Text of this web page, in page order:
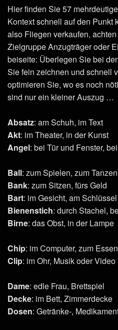
Hier finden Sie 57
Kontext schnell auf den Punkt
also Fliegen verkaufen,
Zielgruppe Anzugträger oder
beiseite: Überlegen Sie bei
Sie fein zeichnen und schnell
optimieren Sie, wo es noch
sind nur ein kleiner Auszug …
Absatz: am Schuh, im Text
Akt: im Theater, in der Kunst
Angel: bei Tür und Fenster,
Ball: zum Spielen, zum Tanzen
Bank: zum Sitzen, fürs Geld
Bart: im Gesicht, am Schlüssel
Bienenstich: durch Stachel,
Birne: das Obst, in der Lampe
Chip: im Computer, zum Essen
Clip: im Ohr, Musik oder Video
Dame: edle Frau, Brettspiel
Decke: im Bett, Zimmerdecke
Dosen: Getränke-,